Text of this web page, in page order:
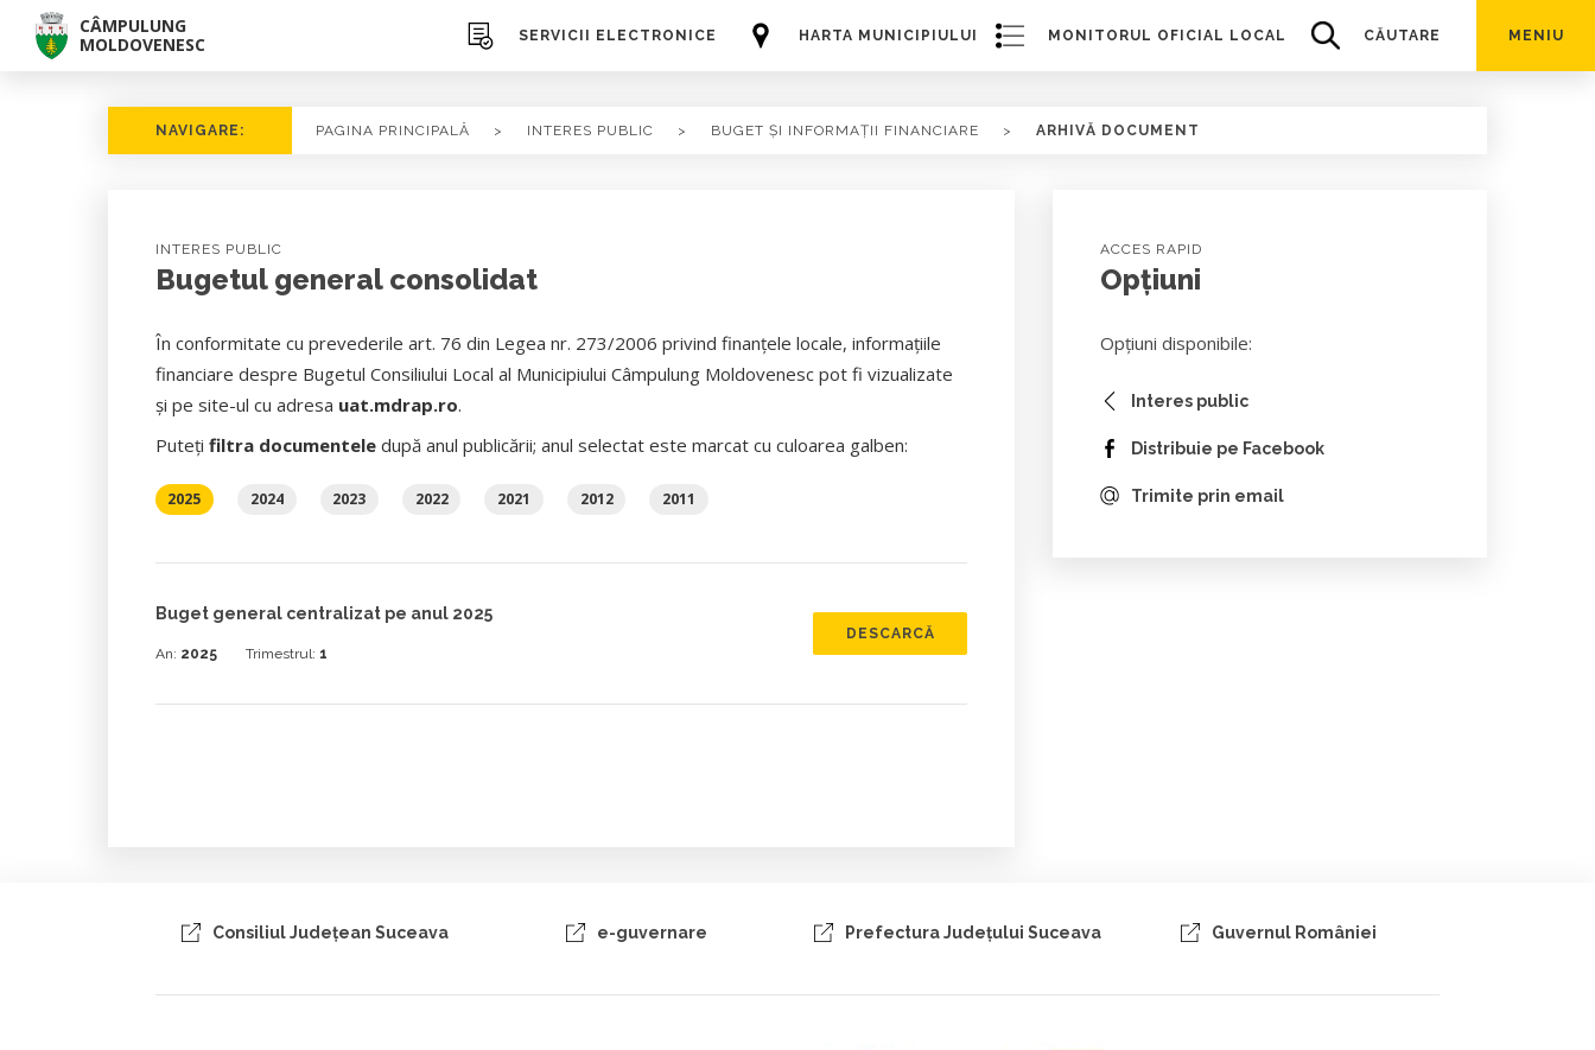
CÂMPULUNG
MOLDOVENESC
HARTA MUNICIPIULUI
SERVICII ELECTRONICE MONITORUL OFICIAL LOCAL CĂUTARE MENIU
NAVIGARE: PAGINA PRINCIPALĂ > INTERES PUBLIC > BUGET ȘI INFORMAȚII FINANCIARE > ARHIVĂ DOCUMENT
INTERES PUBLIC
Bugetul general consolidat
În conformitate cu prevederile art. 76 din Legea nr. 273/2006 privind finanţele locale, informaţiile
financiare despre Bugetul Consiliului Local al Municipiului Câmpulung Moldovenesc pot fi vizualizate
şi pe site-ul cu adresa uat.mdrap.ro.
Puteți filtra documenteledupă anul publicării; anul selectat este marcat cu culoarea galben:
2025 2024 2023 2022 2021 2012 2011
Buget general centralizat pe anul 2025
An: 2025 Trimestrul: 1
DESCARCĂ
ACCES RAPID
Opțiuni
Opțiuni disponibile:
Interes public
Distribuie pe Facebook
Trimite prin email
Consiliul Judeţean Suceava e-guvernare Prefectura Judeţului Suceava Guvernul României